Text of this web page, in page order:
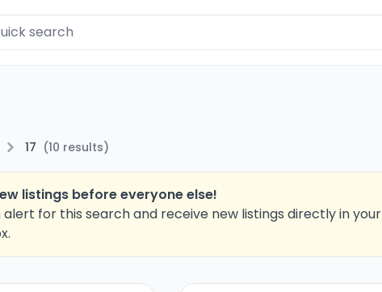
17 (10 results)
listings before everyone else!
for this search and receive new listings directly in your